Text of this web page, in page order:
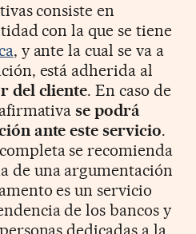
consiste en
con la que se tiene
, y ante la cual se va a
está adherida al
del cliente. En caso de
afirmativase podrá
ante este servicio.
se recomienda
de una argumentación
es un servicio
de los bancos y
dedicadas a la